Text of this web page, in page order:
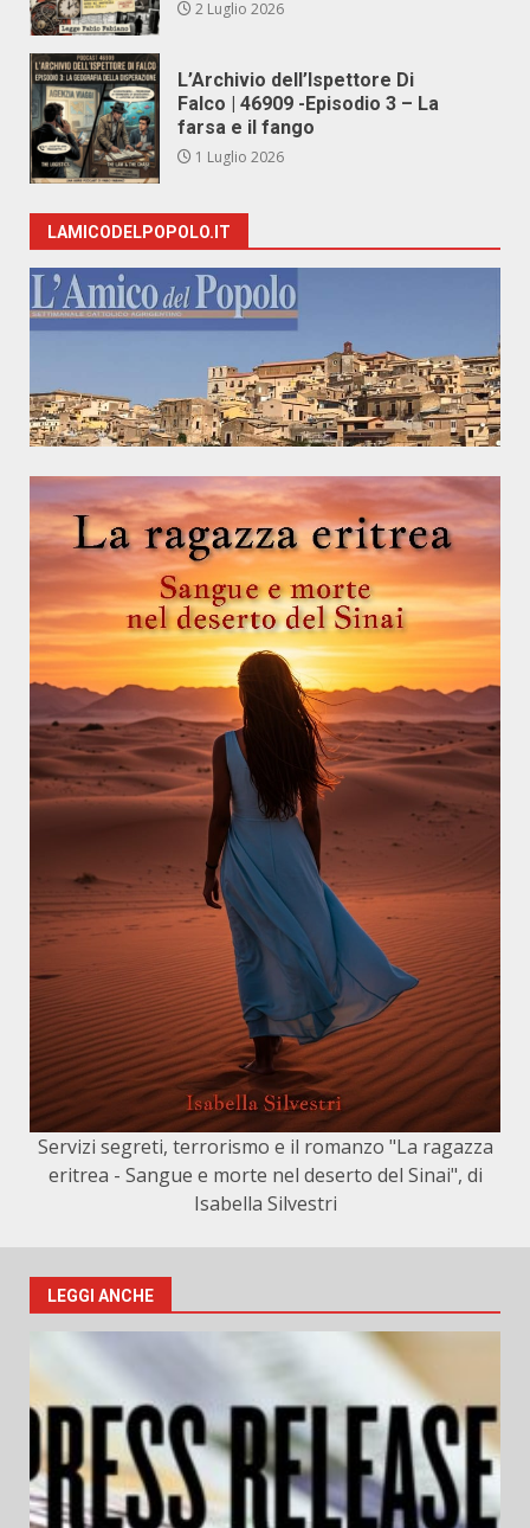
2 Luglio 2026
L’Archivio dell’Ispettore Di
Falco | 46909 -Episodio 3 – La
farsa e il fango
1 Luglio 2026
LAMICODELPOPOLO.IT
Servizi segreti, terrorismo e il romanzo "La ragazza
eritrea - Sangue e morte nel deserto del Sinai", di
Isabella Silvestri
LEGGI ANCHE